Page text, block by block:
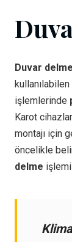
Duvar delme
işlemlerinde
Karot
montajı için
öncelikle
delme